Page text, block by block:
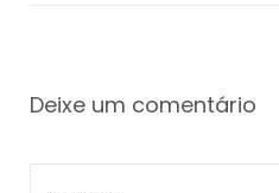
Deixe um comentário